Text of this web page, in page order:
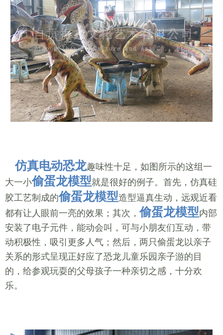
仿真电动恐龙趣味性十足，如图所示的这组一
大一小偷蛋龙模型就是很好的例子。首先，仿真硅
胶工艺制成的偷蛋龙模型造型逼真生动，远观近看
都有让人眼前一亮的效果；其次，偷蛋龙模型内部
安装了电子元件，能动会叫，可与小朋友们互动，带
动积极性，吸引更多人气；然后，两只偷蛋龙以亲子
关系的形式呈现正好应了恐龙儿童乐园亲子游的目
的，给参观玩耍的父母孩子一种亲切之感，十分欢
乐。